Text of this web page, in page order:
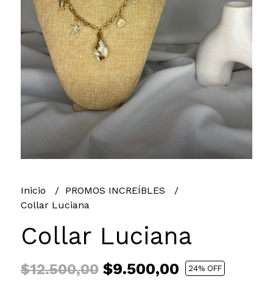
Inicio
PROMOS INCREÍBLES
Collar Luciana
Collar Luciana
$12.500,00$9.500,00 24% OFF